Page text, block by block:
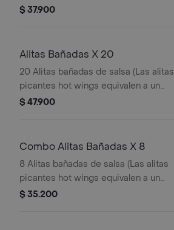
trozo de ala)
$ 37.900
Alitas Bañadas X 20
20 Alitas bañadas de salsa (Las alitas
picantes hot wings equivalen a un
trozo de ala)
$ 47.900
Combo Alitas Bañadas X 8
8 Alitas bañadas de salsa (Las alitas
picantes hot wings equivalen a un
trozo de ala) + 1 Papa Pequeña + 1
$ 35.200